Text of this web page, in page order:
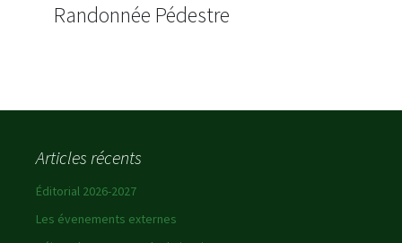
Randonnée Pédestre
Articles récents
Éditorial 2026-2027
Les évenements externes